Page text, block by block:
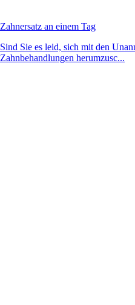
Zahnersatz an einem Tag
Sind Sie es leid, sich mit den
Zahnbehandlungen herumzusc...